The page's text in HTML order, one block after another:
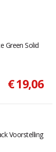
Green Solid
€ 19,06